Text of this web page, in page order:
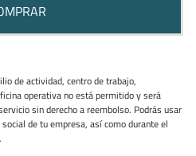
de actividad, centro de trabajo,
operativa no está permitido y será
sin derecho a reembolso. Podrás usar
de tu empresa, así como durante el